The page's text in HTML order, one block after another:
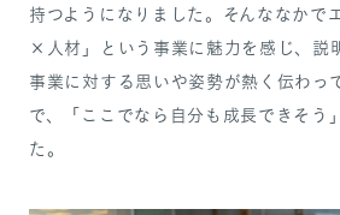
持つようになりました。そんななかで
×人材」という事業に魅力を感じ、説
事業に対する思いや姿勢が熱く伝わっ
で、「ここでなら自分も成長できそう
た。